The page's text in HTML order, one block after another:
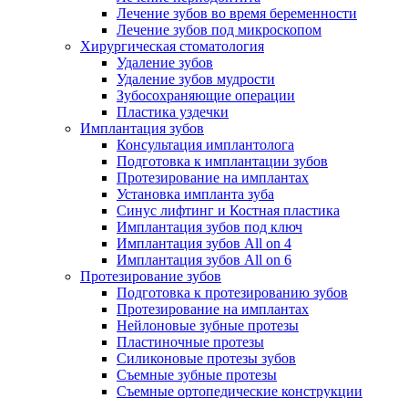
Лечение зубов во время беременности
Лечение зубов под микроскопом
Хирургическая стоматология
Удаление зубов
Удаление зубов мудрости
Зубосохраняющие операции
Пластика уздечки
Имплантация зубов
Консультация имплантолога
Подготовка к имплантации зубов
Протезирование на имплантах
Установка импланта зуба
Синус лифтинг и Костная пластика
Имплантация зубов под ключ
Имплантация зубов All on 4
Имплантация зубов All on 6
Протезирование зубов
Подготовка к протезированию зубов
Протезирование на имплантах
Нейлоновые зубные протезы
Пластиночные протезы
Силиконовые протезы зубов
Съемные зубные протезы
Съемные ортопедические конструкции